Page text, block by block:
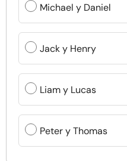
Michael y Daniel
Jack y Henry
Liam y Lucas
Peter y Thomas